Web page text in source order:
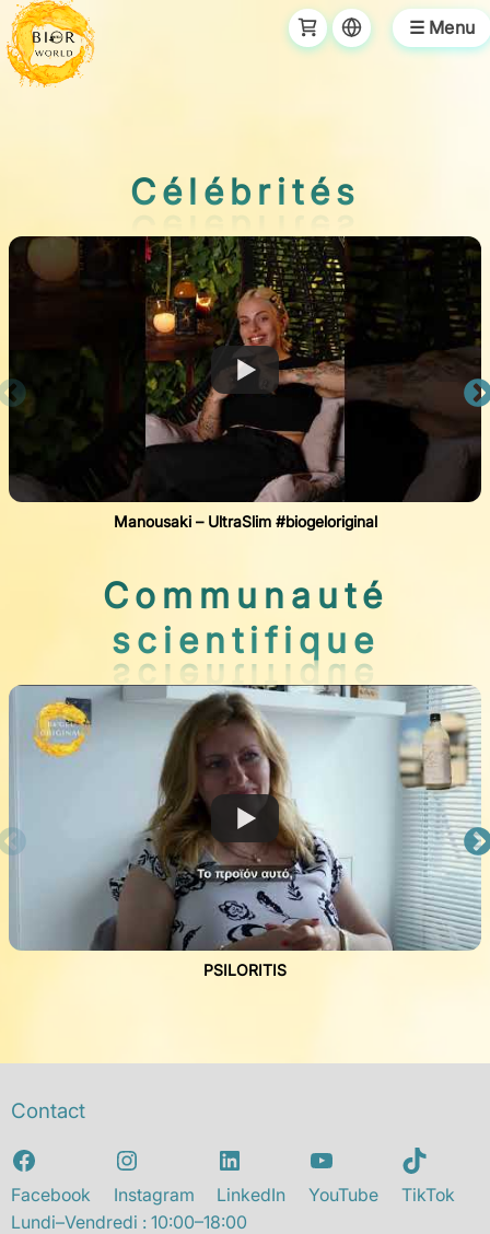
☰ Menu
Célébrités
Manousaki – UltraSlim #biogeloriginal
Communauté
scientifique
PSILORITIS
Contact
Facebook Instagram LinkedIn YouTube
TikTok
Lundi–Vendredi : 10:00–18:00
experience. Please refer to our privacy policy
and cookie policy to be informed how and
why we handle cookies and what are cookies